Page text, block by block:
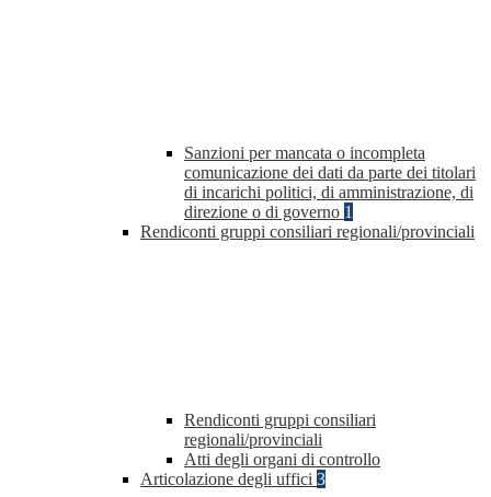
Sanzioni per mancata o incompleta
comunicazione dei dati da parte dei titolari
di incarichi politici, di amministrazione, di
direzione o di governo 1
Rendiconti gruppi consiliari regionali/provinciali
Rendiconti gruppi consiliari
regionali/provinciali
Atti degli organi di controllo
Articolazione degli uffici 3